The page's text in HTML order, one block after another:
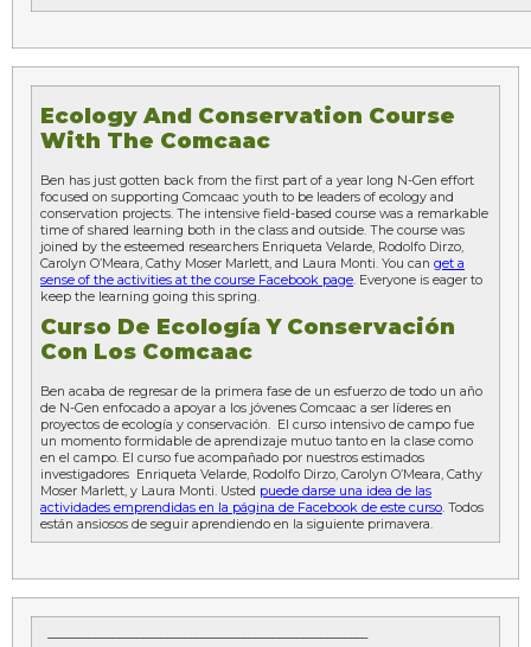
Ecology And Conservation Course
With The Comcaac
Ben has just gotten back from the first part of a year long N-Gen effort
focused on supporting Comcaac youth to be leaders of ecology and
conservation projects. The intensive field-based course was a remarkable
time of shared learning both in the class and outside. The course was
joined by the esteemed researchers Enriqueta Velarde, Rodolfo Dirzo,
Carolyn O’Meara, Cathy Moser Marlett, and Laura Monti. You can get a
sense of the activities at the course Facebook page. Everyone is eager to
keep the learning going this spring.
Curso De Ecología Y Conservación
Con Los Comcaac
Ben acaba de regresar de la primera fase de un esfuerzo de todo un año
de N-Gen enfocado a apoyar a los jóvenes Comcaac a ser líderes en
proyectos de ecología y conservación. El curso intensivo de campo fue
un momento formidable de aprendizaje mutuo tanto en la clase como
en el campo. El curso fue acompañado por nuestros estimados
investigadores Enriqueta Velarde, Rodolfo Dirzo, Carolyn O’Meara, Cathy
Moser Marlett, y Laura Monti. Usted puede darse una idea de las
actividades emprendidas en la página de Facebook de este curso. Todos
están ansiosos de seguir aprendiendo en la siguiente primavera.